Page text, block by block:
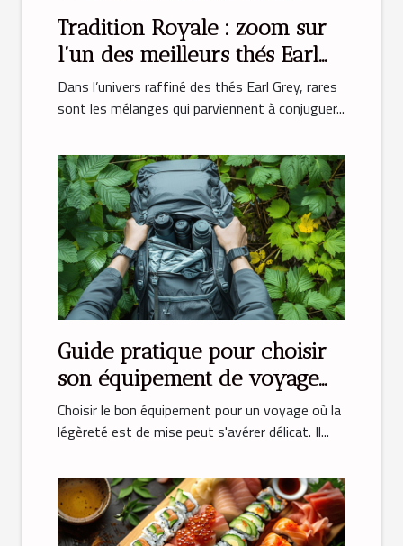
Tradition Royale : zoom sur
l’un des meilleurs thés Earl
Grey
Dans l’univers raffiné des thés Earl Grey, rares
sont les mélanges qui parviennent à conjuguer...
Guide pratique pour choisir
son équipement de voyage
léger
Choisir le bon équipement pour un voyage où la
légèreté est de mise peut s'avérer délicat. Il...